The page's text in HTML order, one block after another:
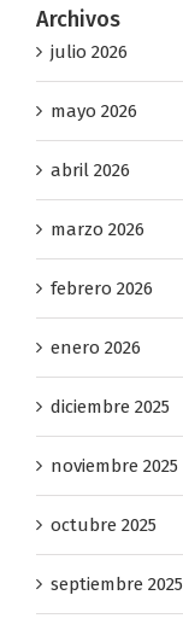
Archivos
julio 2026
mayo 2026
abril 2026
marzo 2026
febrero 2026
enero 2026
diciembre 2025
noviembre 2025
octubre 2025
septiembre 2025